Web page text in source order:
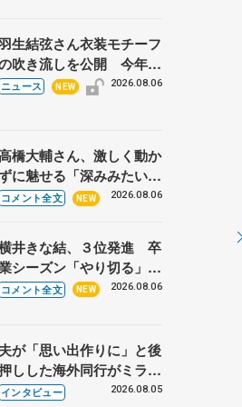
生結弦さん衣装モチーフ
吹き流しを公開 今年は
春よ、来い」、仙台の瑞
ニュース NEW 2026.08.06
橋大輔さん、激しく動か
に魅せる「深みみたいな
のは出てきている？」
い
コメント全文 NEW 2026.08.06
井きな結、３位発進 卒
シーズン「やり切る」
みなとアクルス杯SP】
コメント全文 NEW 2026.08.06
夫が「思い出作りに」と後
しした海外同行がミラノ
で… 繁華街のリンクで
インタビュー 2026.08.05